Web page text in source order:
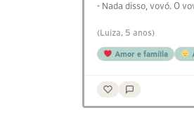
- Nada disso, vovó. O
(Luiza, 5 anos)
Amor e família